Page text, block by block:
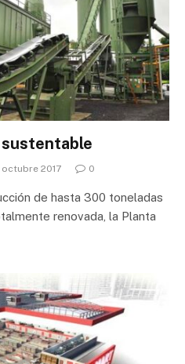
2017 0
de hasta 300 toneladas
renovada, la Planta